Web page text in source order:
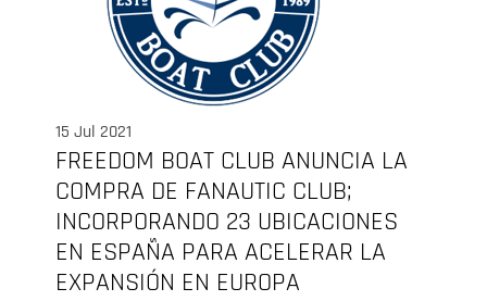
15 Jul 2021
FREEDOM BOAT CLUB ANUNCIA LA
COMPRA DE FANAUTIC CLUB;
INCORPORANDO 23 UBICACIONES
EN ESPAÑA PARA ACELERAR LA
EXPANSIÓN EN EUROPA